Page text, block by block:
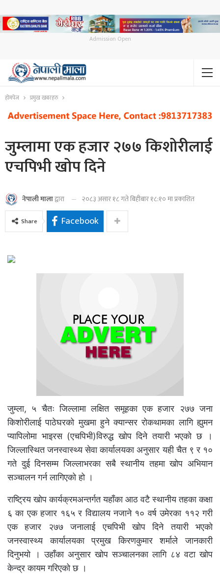
Admission Open
होमपेज प्रमुख खबरहरु
जुम्लामा एक हजार २७७ किशोरीलाई
एचपिभी खोप दिने
नेपाली मालाद्वारा २०८३ असार १८ गते बिहीबार १८:१० मा प्रकाशित
Share Facebook
जुम्ला, ५ चैतः जिल्लामा लक्षित समूहका एक हजार २७७ जना
किशोरीलाई पाठेघरको मुखमा हुने क्यान्सर रोकथामका लागि ह्युमन
प्यापिलोमा भाइरस (एचपिभी)विरुद्ध खोप दिने तयारी भएको छ ।
जिल्लास्थित जनस्वास्थ्य सेवा कार्यालयका अनुसार यही चैत ९ र १०
गते दुई दिनसम्म जिल्लाभरका सबै स्थानीय तहमा खोप अभियान
सञ्चालन गर्न लागिएको हो ।
राष्ट्रिय खोप कार्यक्रमअन्तर्गत यहाँका आठ वटै स्थानीय तहका कक्षा
६ का एक हजार १६५ र विद्यालय नजाने १० वर्ष उमेरका ११२ गरी
एक हजार २७७ जनालाई एचपिभी खोप दिने तयारी भएको
जनस्वास्थ्य कार्यालयका प्रमुख किरणकुमार शर्माले जानकारी
दिनुभयो । उहाँका अनुसार खोप सञ्चालनका लागि ८४ वटा खोप
केन्द्र कायम गरिएको छ ।